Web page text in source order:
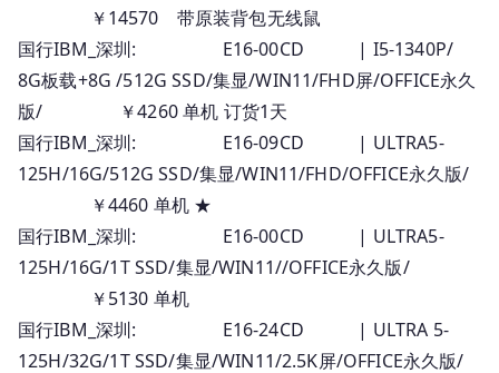
￥14570 带原装背包无线鼠
国行IBM_深圳: E16-00CD | I5-1340P/
8G板载+8G /512G SSD/集显/WIN11/FHD屏/OFFICE永久
版/ ￥4260 单机 订货1天
国行IBM_深圳: E16-09CD | ULTRA5-
125H/16G/512G SSD/集显/WIN11/FHD/OFFICE永久版/
￥4460 单机 ★
国行IBM_深圳: E16-00CD | ULTRA5-
125H/16G/1T SSD/集显/WIN11//OFFICE永久版/
￥5130 单机
国行IBM_深圳: E16-24CD | ULTRA 5-
125H/32G/1T SSD/集显/WIN11/2.5K屏/OFFICE永久版/